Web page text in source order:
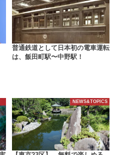
普通鉄道として日本初の電車運転
は、飯田町駅〜中野駅！
NEWS&TOPICS